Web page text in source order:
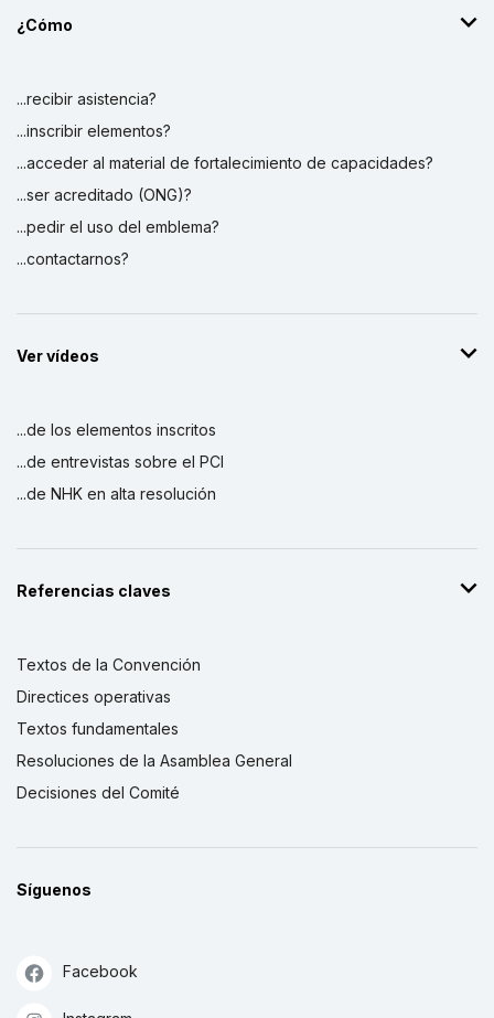
¿Cómo
...recibir asistencia?
...inscribir elementos?
...acceder al material de fortalecimiento de capacidades?
...ser acreditado (ONG)?
...pedir el uso del emblema?
...contactarnos?
Ver vídeos
...de los elementos inscritos
...de entrevistas sobre el PCI
...de NHK en alta resolución
Referencias claves
Textos de la Convención
Directices operativas
Textos fundamentales
Resoluciones de la Asamblea General
Decisiones del Comité
Síguenos
Facebook